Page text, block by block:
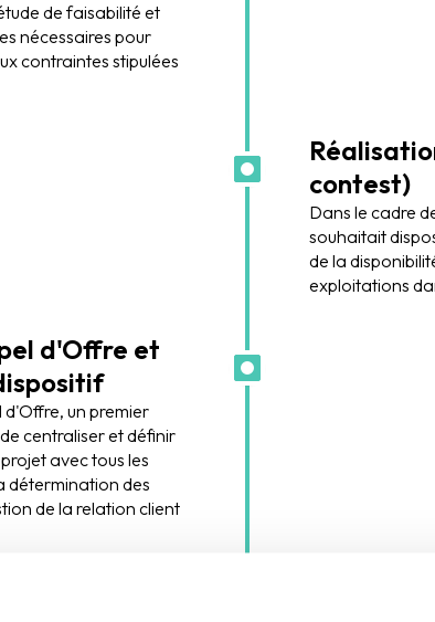
de faisabilité et
nécessaires pour
contraintes stipulées
contest)
Dans le cadre
souhaitait
de la
exploitations
d'Offre et
un premier
centraliser et définir
avec tous les
détermination des
de la relation client
prenant en compte